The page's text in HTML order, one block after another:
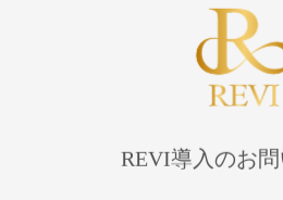
REVI導入のお